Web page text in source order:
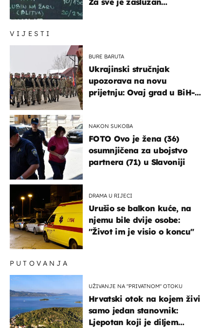
VIJESTI
BURE BARUTA
Ukrajinski stručnjak
upozorava na novu
prijetnju: Ovaj grad u BiH-u
NAKON SUKOBA
FOTO Ovo je žena (36)
osumnjičena za ubojstvo
partnera (71) u Slavoniji
DRAMA U RIJECI
Urušio se balkon kuće, na
njemu bile dvije osobe:
"Život im je visio o koncu"
Za sve je zaslužan
PUTOVANJA
UŽIVANJE NA "PRIVATNOM" OTOKU
Hrvatski otok na kojem živi
samo jedan stanovnik:
Ljepotan koji je diljem